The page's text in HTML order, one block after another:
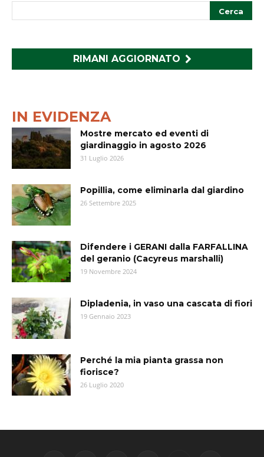
RIMANI AGGIORNATO
IN EVIDENZA
Mostre mercato ed eventi di
giardinaggio in agosto 2026
31 Luglio 2026
Popillia, come eliminarla dal giardino
26 Settembre 2025
Difendere i GERANI dalla FARFALLINA
del geranio (Cacyreus marshalli)
19 Novembre 2024
Dipladenia, in vaso una cascata di fiori
19 Gennaio 2023
Perché la mia pianta grassa non
fiorisce?
26 Luglio 2020